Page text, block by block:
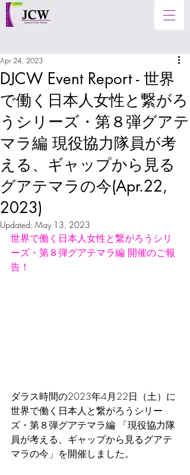
DJCW Event Report - 世界
で働く日本人女性と繋がろ
うシリーズ・第８弾グアテ
マラ編 現役協力隊員が考
える、ギャップから見る
グアテマラの今(Apr.22,
2023)
Apr 24, 2023
Updated: May 13, 2023
世界で働く日本人女性と繋がろうシリ
ーズ・第８弾グアテマラ編 開催のご報
告！
ダラス時間の2023年4月22日（土）に
世界で働く日本人と繋がろうシリー
ズ・第８弾グアテマラ編 「現役協力隊
員が考える、ギャップから見るグアテ
マラの今」を開催しました。